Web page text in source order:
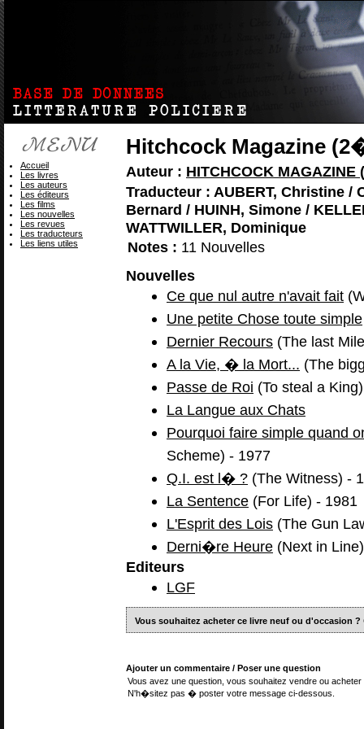
Hitchcock Magazine
Auteur : HITCHCOCK
Traducteur : AUBERT, Christine
Bernard / HUINH, Simone /
WATTWILLER, Dominique
Notes : 11 Nouvelles
Nouvelles
Ce que nul autre n'avait fait
Une petite Chose toute simple
Dernier Recours (The last
A la Vie, � la Mort... (The
Passe de Roi (To steal a
La Langue aux Chats
Pourquoi faire simple quand
Scheme) - 1977
Q.I. est l� ? (The Witness) -
La Sentence (For Life) - 1981
L'Esprit des Lois (The Gun
Derni�re Heure (Next in
Editeurs
LGF
Vous souhaitez acheter ce livre neuf ou d'occasion ?
Ajouter un commentaire / Poser une question
Vous avez une question, vous souhaitez vendre ou
N'h�sitez pas � poster votre message ci-dessous.
Accueil
Les livres
Les auteurs
Les éditeurs
Les films
Les nouvelles
Les revues
Les traducteurs
Les liens utiles